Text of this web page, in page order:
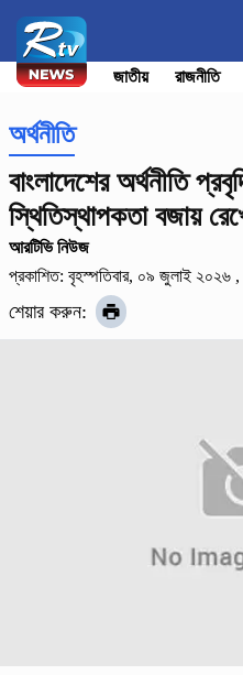
জাতীয় রাজনীতি
অর্থনীতি
বাংলাদেশের অর্থনীতি
স্থিতিস্থাপকতা বজায়
আরটিভি নিউজ
প্রকাশিত: বৃহস্পতিবার, ০৯ জুলাই ২০২৬
শেয়ার করুন: